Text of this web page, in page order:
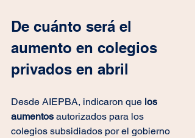
De cuánto será el
aumento en colegios
privados en abril
Desde AIEPBA, indicaron que los
aumentos autorizados para los
colegios subsidiados por el gobierno